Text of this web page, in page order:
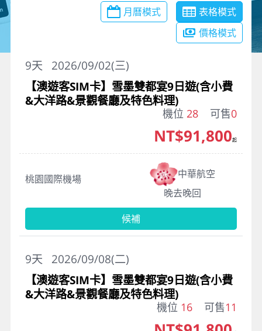
月曆模式
表格模式
價格模式
2026/09/02(三)
9天
【澳遊客SIM卡】雪墨雙都宴9日遊(含小費
&大洋路&景觀餐廳及特色料理)
機位 28 可售0
桃園國際機場
中華航空
晚去晚回
NT$91,800起
候補
2026/09/08(二)
9天
【澳遊客SIM卡】雪墨雙都宴9日遊(含小費
&大洋路&景觀餐廳及特色料理)
機位 16 可售11